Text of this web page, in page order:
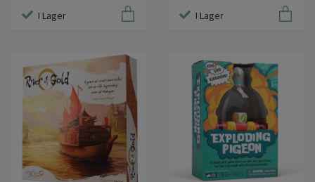
I Lager I Lager